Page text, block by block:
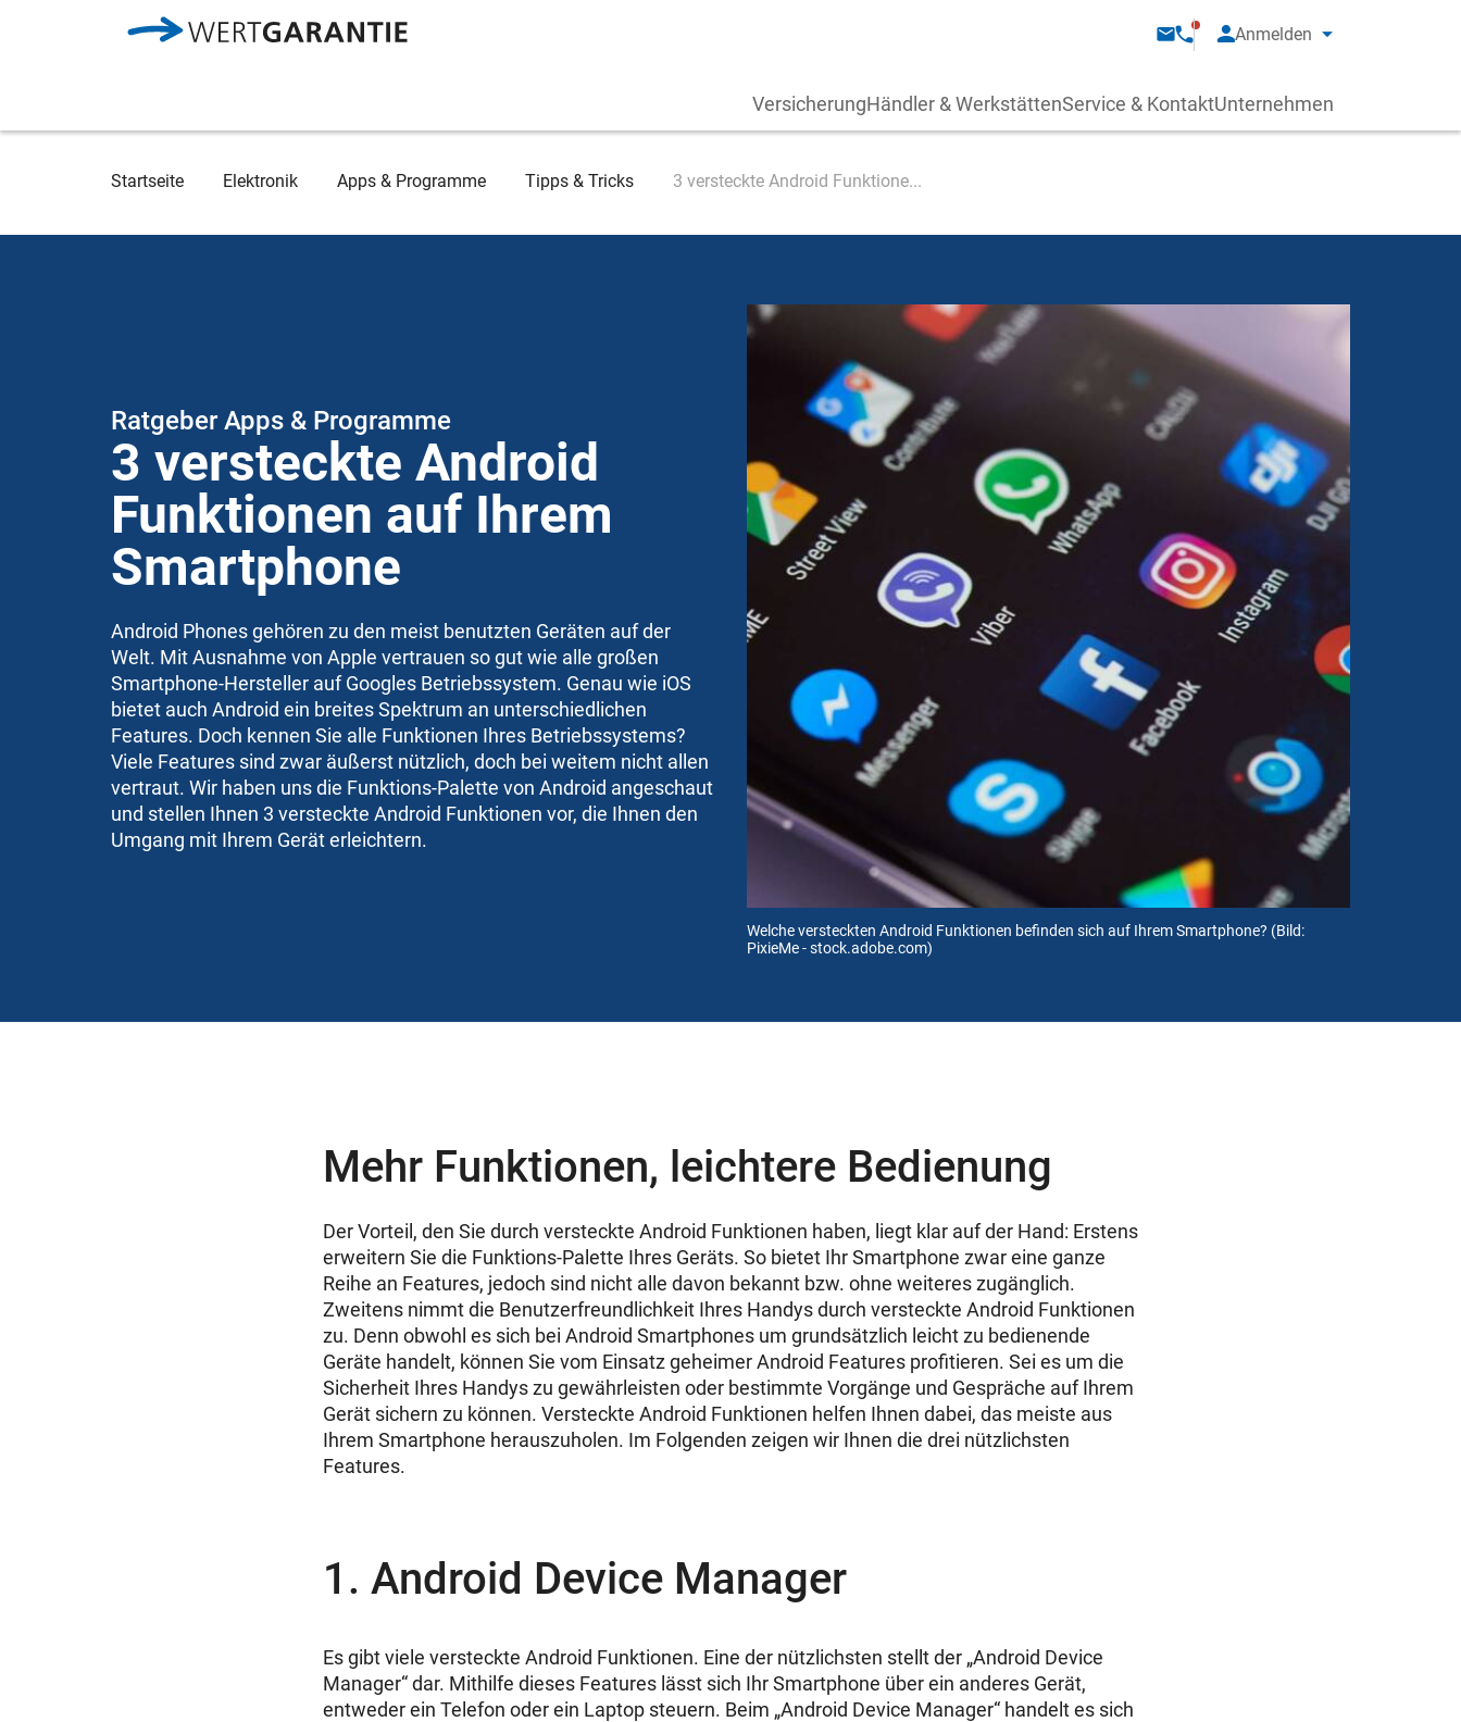
Anmelden
VersicherungHändler & WerkstättenService & KontaktUnternehmen
Breadcrumb
Startseite Elektronik Apps & Programme Tipps & Tricks 3 versteckte Android Funktione...
Welche versteckten Android Funktionen befinden sich auf Ihrem Smartphone? (Bild:
PixieMe - stock.adobe.com)
Ratgeber Apps & Programme
3 versteckte Android
Funktionen auf Ihrem
Smartphone
Android Phones gehören zu den meist benutzten Geräten auf der
Welt. Mit Ausnahme von Apple vertrauen so gut wie alle großen
Smartphone-Hersteller auf Googles Betriebssystem. Genau wie iOS
bietet auch Android ein breites Spektrum an unterschiedlichen
Features. Doch kennen Sie alle Funktionen Ihres Betriebssystems?
Viele Features sind zwar äußerst nützlich, doch bei weitem nicht allen
vertraut. Wir haben uns die Funktions-Palette von Android angeschaut
und stellen Ihnen 3 versteckte Android Funktionen vor, die Ihnen den
Umgang mit Ihrem Gerät erleichtern.
Mehr Funktionen, leichtere Bedienung
Der Vorteil, den Sie durch versteckte Android Funktionen haben, liegt klar auf der Hand: Erstens
erweitern Sie die Funktions-Palette Ihres Geräts. So bietet Ihr Smartphone zwar eine ganze
Reihe an Features, jedoch sind nicht alle davon bekannt bzw. ohne weiteres zugänglich.
Zweitens nimmt die Benutzerfreundlichkeit Ihres Handys durch versteckte Android Funktionen
zu. Denn obwohl es sich bei Android Smartphones um grundsätzlich leicht zu bedienende
Geräte handelt, können Sie vom Einsatz geheimer Android Features profitieren. Sei es um die
Sicherheit Ihres Handys zu gewährleisten oder bestimmte Vorgänge und Gespräche auf Ihrem
Gerät sichern zu können. Versteckte Android Funktionen helfen Ihnen dabei, das meiste aus
Ihrem Smartphone herauszuholen. Im Folgenden zeigen wir Ihnen die drei nützlichsten
Features.
1. Android Device Manager
Es gibt viele versteckte Android Funktionen. Eine der nützlichsten stellt der „Android Device
Manager“ dar. Mithilfe dieses Features lässt sich Ihr Smartphone über ein anderes Gerät,
entweder ein Telefon oder ein Laptop steuern. Beim „Android Device Manager“ handelt es sich